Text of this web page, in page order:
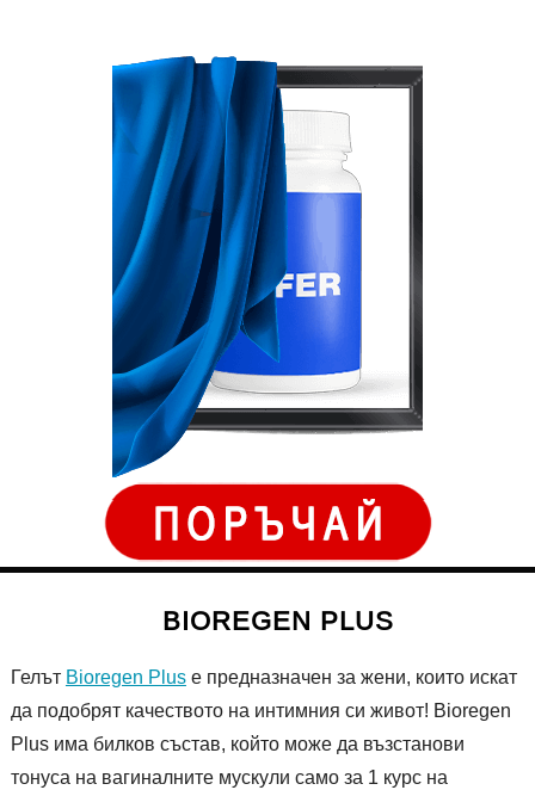
BIOREGEN PLUS
Гелът Bioregen Plusе предназначен за жени, които искат
да подобрят качеството на интимния си живот! Bioregen
Plus има билков състав, който може да възстанови
тонуса на вагиналните мускули само за 1 курс на